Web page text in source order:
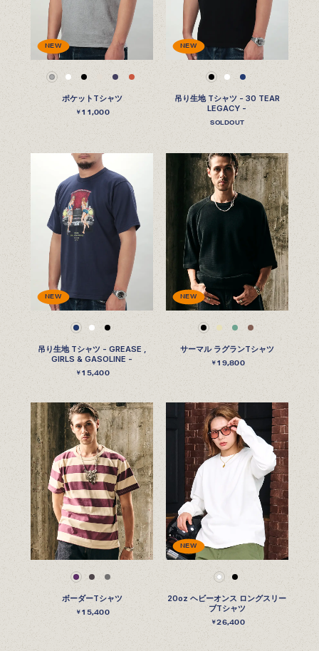
NEW
ポケットTシャツ
￥11,000
NEW
吊り生地 Tシャツ - 30 TEAR
LEGACY -
SOLDOUT
NEW
吊り生地 Tシャツ - GREASE ,
GIRLS & GASOLINE -
￥15,400
NEW
サーマル ラグランTシャツ
￥19,800
ボーダーTシャツ
￥15,400
NEW
20oz ヘビーオンス ロングスリー
ブTシャツ
￥26,400